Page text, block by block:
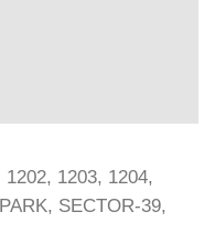
1203, 1204,
SECTOR-39,